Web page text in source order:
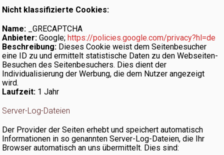
Nicht klassifizierte Cookies:
Name: _GRECAPTCHA
Anbieter: Google;https://policies.google.com/privacy?hl=de
Beschreibung: Dieses Cookie weist dem Seitenbesucher
eine ID zu und ermittelt statistische Daten zu den Webseiten-
Besuchen des Seitenbesuchers. Dies dient der
Individualisierung der Werbung, die dem Nutzer angezeigt
wird.
Laufzeit: 1 Jahr
Server-Log-Dateien
Der Provider der Seiten erhebt und speichert automatisch
Informationen in so genannten Server-Log-Dateien, die Ihr
Browser automatisch an uns übermittelt. Dies sind:
Essenziell
Externe Medien
ALLE AKZEPTIEREN